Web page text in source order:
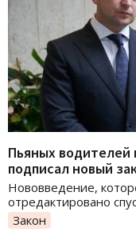
Пьяных водителей
подписал новый
Нововведение,
отредактировано
Закон